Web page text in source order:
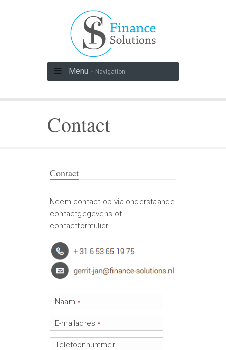
Menu - Navigation
Contact
Contact
Neem contact op via onderstaande
contactgegevens of
contactformulier.
Naam *
E-mailadres *
Telefoonnummer